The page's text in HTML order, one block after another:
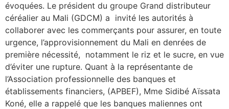
évoquées. Le président du groupe Grand distributeur
céréalier au Mali (GDCM) a invité les autorités à
collaborer avec les commerçants pour assurer, en toute
urgence, l’approvisionnement du Mali en denrées de
première nécessité, notamment le riz et le sucre, en vue
d’éviter une rupture. Quant à la représentante de
l’Association professionnelle des banques et
établissements financiers, (APBEF), Mme Sidibé Aïssata
Koné, elle a rappelé que les banques maliennes ont